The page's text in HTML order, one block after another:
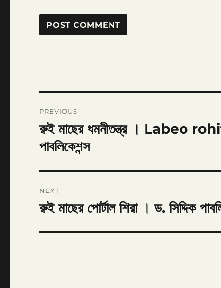
navigation
PREVIOUS
Previous
post:
রুই মাছের ধমনীতন্ত্র । Labeo
পাবলিকেশন্স
NEXT
Next
রুই মাছের পোর্টাল শিরা । ড. সিদ্দিক